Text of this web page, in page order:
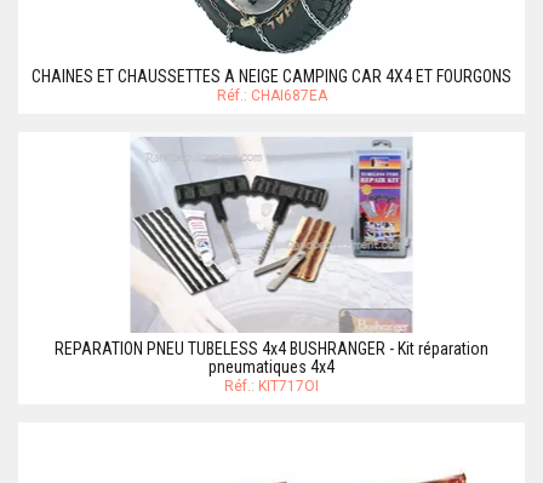
CHAINES ET CHAUSSETTES A NEIGE CAMPING CAR 4X4 ET FOURGONS
Réf.: CHAI687EA
REPARATION PNEU TUBELESS 4x4 BUSHRANGER - Kit réparation
pneumatiques 4x4
Réf.: KIT717OI